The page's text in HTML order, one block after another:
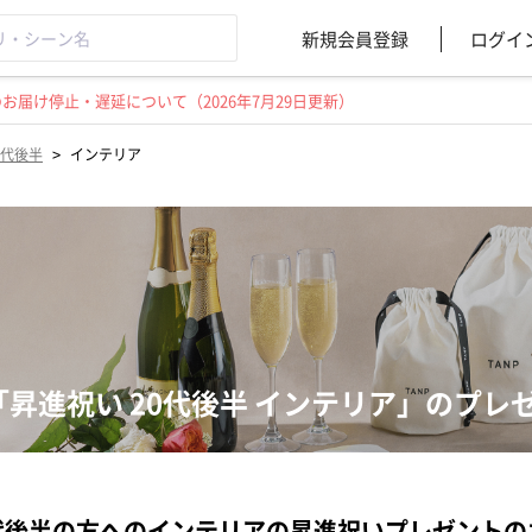
新規会員登録 ログイ
け停止・遅延について（2026年7月29日更新）
後半 > インテリア
昇進祝い 20代後半 インテリア」のプレ